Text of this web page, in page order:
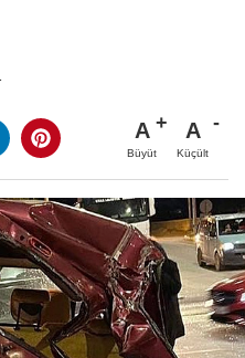
A
Büyüt
A
Küçült